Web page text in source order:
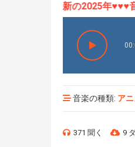
HOT、最新の2025年♥♥♥音
音楽の種類: アニ
371 聞く 9